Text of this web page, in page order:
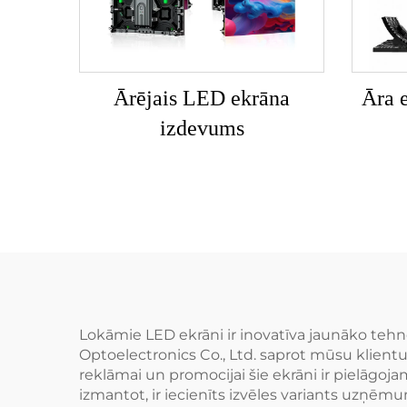
Ārējais LED ekrāna
izdevums
Āra
Lokāmie LED ekrāni ir inovatīva jaunāko
Optoelectronics Co., Ltd. saprot mūsu
reklāmai un promocijai šie ekrāni ir
izmantot, ir iecienīts izvēles variants